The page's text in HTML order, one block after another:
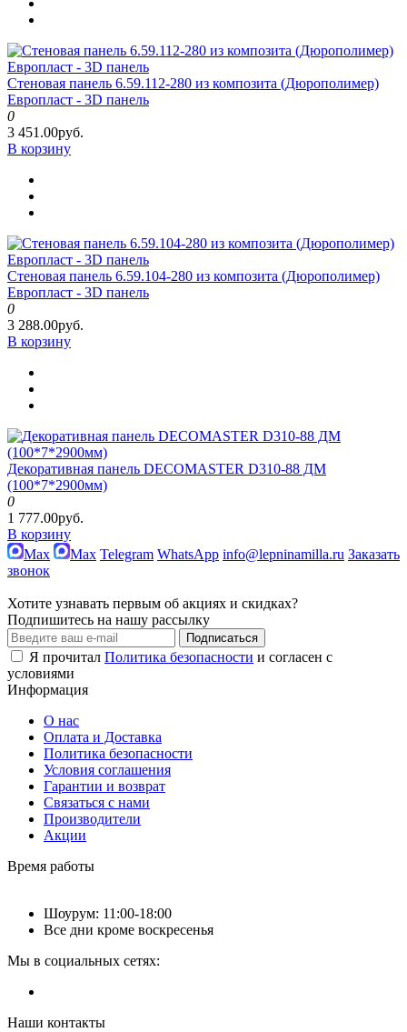
Стеновая панель 6.59.112-280 из композита (Дюрополимер)
Европласт - 3D панель
0
3 451.00руб.
В корзину
Стеновая панель 6.59.104-280 из композита (Дюрополимер)
Европласт - 3D панель
0
3 288.00руб.
В корзину
Декоративная панель DECOMASTER D310-88 ДМ
(100*7*2900мм)
0
1 777.00руб.
В корзину
Max
Max Telegram WhatsApp info@lepninamilla.ru Заказать
звонок
Хотите узнавать первым об акциях и скидках?
Подпишитесь на нашу рассылку
Подписаться
Я прочитал Политика безопасности и согласен с
условиями
Информация
О нас
Оплата и Доставка
Политика безопасности
Условия соглашения
Гарантии и возврат
Связаться с нами
Производители
Акции
Время работы
Шоурум: 11:00-18:00
Все дни кроме воскресенья
Мы в социальных сетях:
Наши контакты